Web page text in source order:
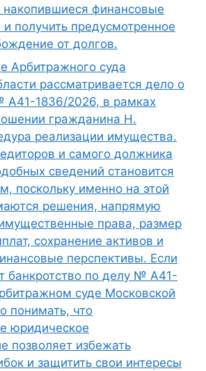
накопившиеся финансовые
и получить предусмотренное
от долгов.
Арбитражного суда
рассматривается дело о
А41-1836/2026, в рамках
гражданина Н.
реализации имущества.
и самого должника
сведений становится
поскольку именно на этой
решения, напрямую
права, размер
сохранение активов и
перспективы. Если
банкротство по делу № А41-
суде Московской
понимать, что
юридическое
позволяет избежать
и защитить свои интересы